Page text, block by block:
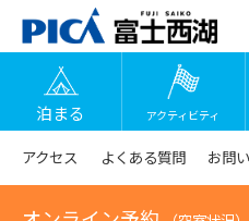
泊まる アクティビティ
アクセス よくある質問 お問